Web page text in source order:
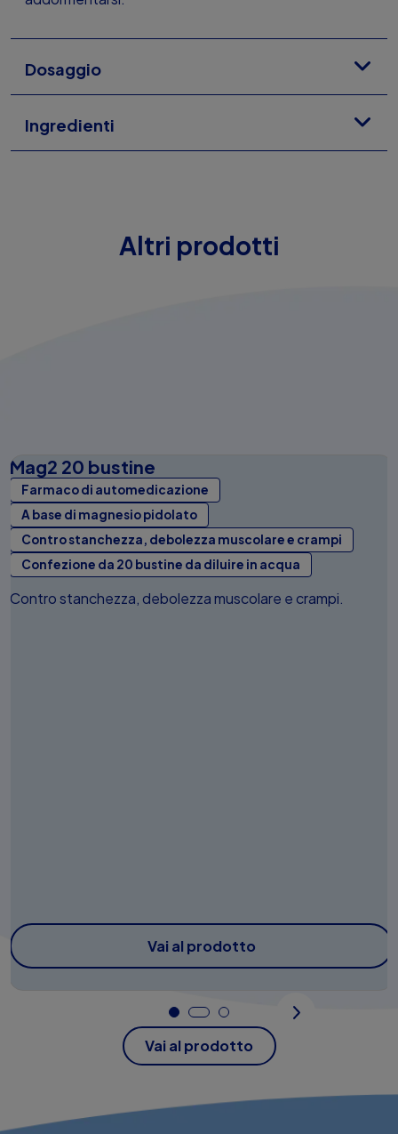
Dosaggio
Ingredienti
Altri prodotti
Mag2 20 bustine
Farmaco di automedicazione
A base di magnesio pidolato
Contro stanchezza, debolezza muscolare e crampi
Confezione da 20 bustine da diluire in acqua
Contro stanchezza, debolezza muscolare e crampi.
Vai al prodotto
Vai al prodotto